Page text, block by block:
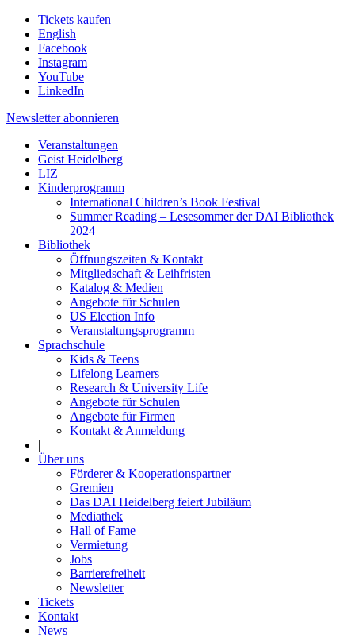
Tickets kaufen
English
Facebook
Instagram
YouTube
LinkedIn
Newsletter abonnieren
Veranstaltungen
Geist Heidelberg
LIZ
Kinderprogramm
International Children’s Book Festival
Summer Reading – Lesesommer der DAI Bibliothek
2024
Bibliothek
Öffnungszeiten & Kontakt
Mitgliedschaft & Leihfristen
Katalog & Medien
Angebote für Schulen
US Election Info
Veranstaltungsprogramm
Sprachschule
Kids & Teens
Lifelong Learners
Research & University Life
Angebote für Schulen
Angebote für Firmen
Kontakt & Anmeldung
|
Über uns
Förderer & Kooperationspartner
Gremien
Das DAI Heidelberg feiert Jubiläum
Mediathek
Hall of Fame
Vermietung
Jobs
Barrierefreiheit
Newsletter
Tickets
Kontakt
News